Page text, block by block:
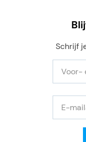
Schrijf